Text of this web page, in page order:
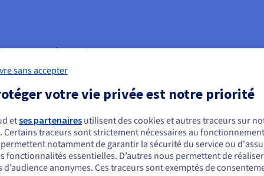
pour épauler votre organisation
semblez être localisé en États-Unis.
commander, rendez-vous sur le site de votre pays (États-Unis) et créez un
sans accepter
votre vie privée est notre priorité
etses partenaires utilisent des cookies et autres traceurs sur
Certains traceurs sont strictement nécessaires au
notamment de garantir la sécurité du service ou
fonctionnalités essentielles. D’autres nous permettent de
d’audience anonymes. Ces traceurs sont exemptés de